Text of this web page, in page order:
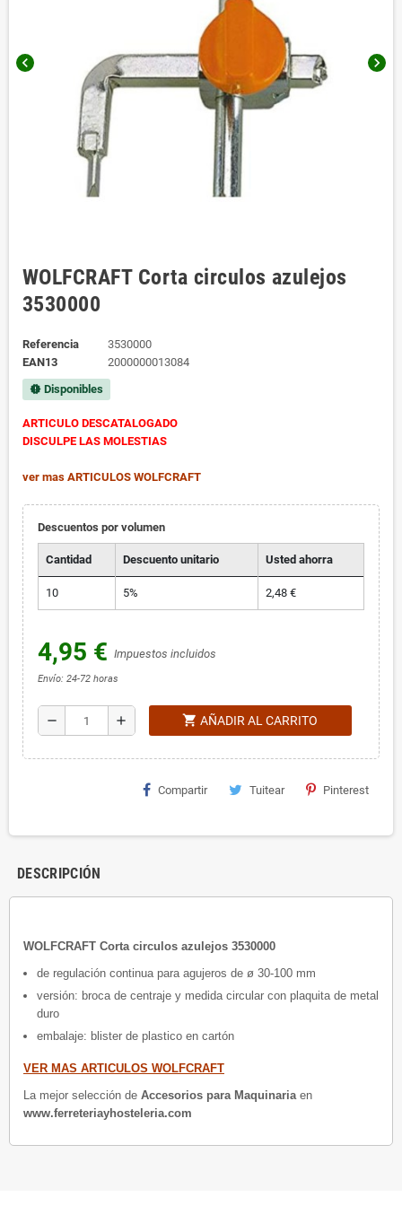
chevron_left chevron_right
WOLFCRAFT Corta circulos azulejos
3530000
Referencia
3530000
EAN13
2000000013084
new_releases Disponibles
ARTICULO DESCATALOGADO
DISCULPE LAS MOLESTIAS
ver mas ARTICULOS WOLFCRAFT
Descuentos por volumen
Cantidad Descuento unitario Usted ahorra
10 5% 2,48 €
4,95 € Impuestos incluidos
Envío: 24-72 horas
remove add shopping_cart AÑADIR AL CARRITO
Compartir Tuitear Pinterest
DESCRIPCIÓN
WOLFCRAFT Corta circulos azulejos 3530000
de regulación continua para agujeros de ø 30-100 mm
versión: broca de centraje y medida circular con plaquita de metal
duro
embalaje: blister de plastico en cartón
VER MAS ARTICULOS WOLFCRAFT
La mejor selección de Accesorios para Maquinariaen
www.ferreteriayhosteleria.com